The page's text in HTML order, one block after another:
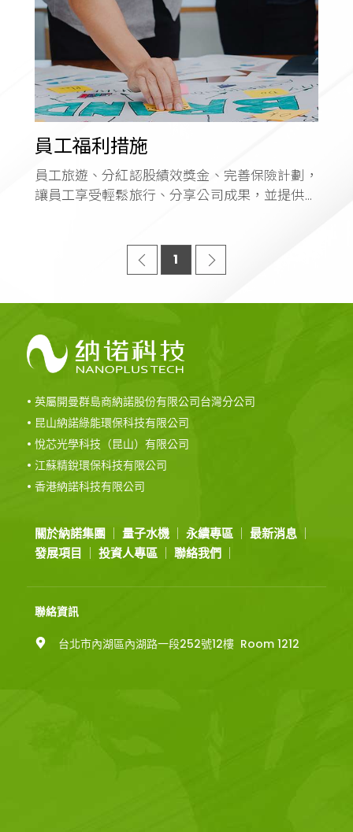
員工福利措施
員工旅遊、分紅認股績效獎金、完善保險計劃，
讓員工享受輕鬆旅行、分享公司成果，並提供全
1
• 英屬開曼群島商納諾股份有限公司台灣分公司
• 昆山納諾綠能環保科技有限公司
• 悅芯光學科技（昆山）有限公司
• 江蘇精銳環保科技有限公司
• 香港納諾科技有限公司
關於納諾集團 量子水機 永續專區
最新消息
發展項目
投資人專區 聯絡我們
聯絡資訊
台北市內湖區內湖路一段252號12樓  Room 1212